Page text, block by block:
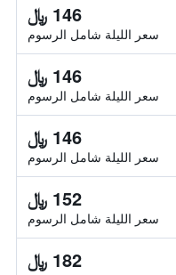
146 ﷼
سعر الليلة شامل الرسوم
146 ﷼
سعر الليلة شامل الرسوم
146 ﷼
سعر الليلة شامل الرسوم
152 ﷼
سعر الليلة شامل الرسوم
182 ﷼